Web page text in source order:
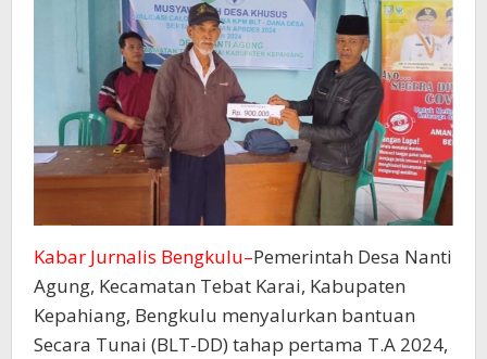
Kabar Jurnalis Bengkulu–Pemerintah Desa Nanti
Agung, Kecamatan Tebat Karai, Kabupaten
Kepahiang, Bengkulu menyalurkan bantuan
Secara Tunai (BLT-DD) tahap pertama T.A 2024,